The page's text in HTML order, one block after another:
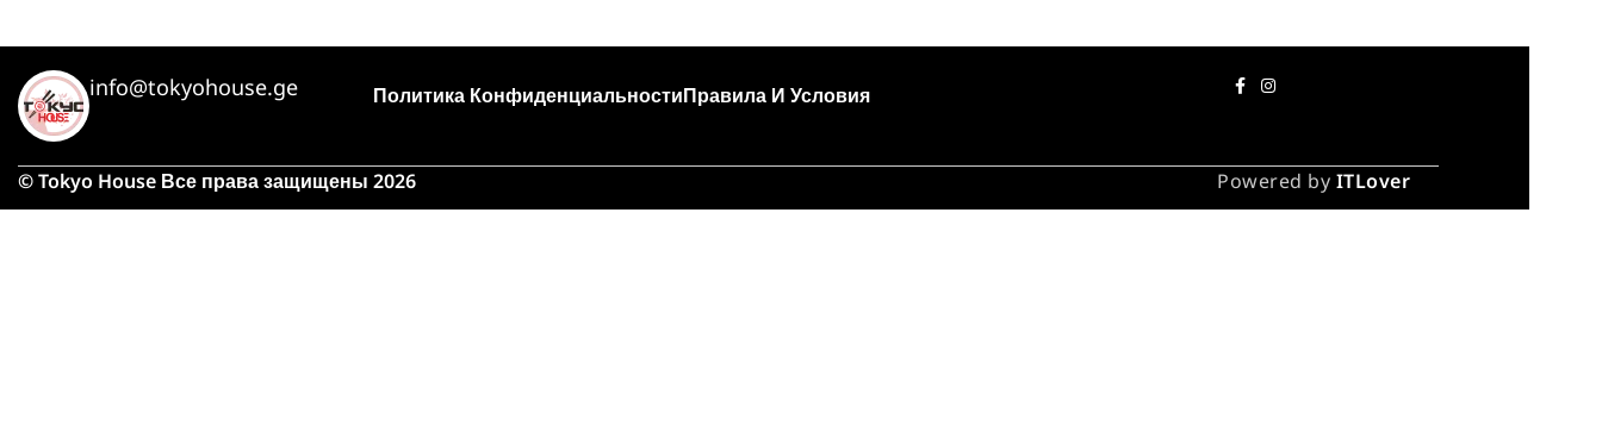
info@tokyohouse.ge Политика КонфиденциальностиПравила И Условия
© Tokyo House Все права защищены 2026 Powered by ITLover